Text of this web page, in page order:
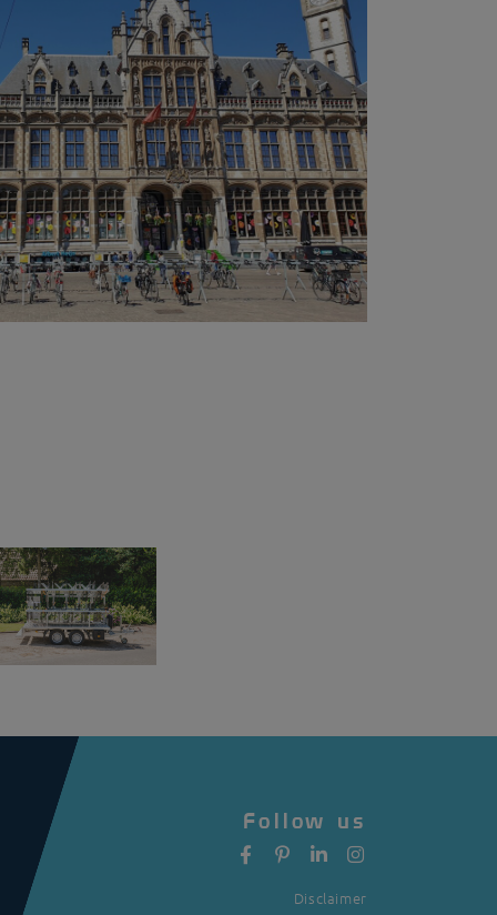
Follow us
Disclaimer